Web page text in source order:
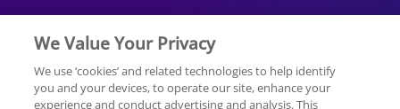
We Value Your Privacy
We use ‘cookies’ and related technologies to help identify
you and your devices, to operate our site, enhance your
experience and conduct advertising and analysis. This